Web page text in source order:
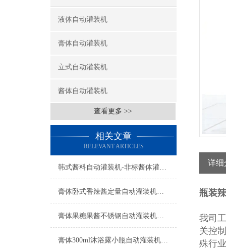
液体自动灌装机
膏体自动灌装机
立式自动灌装机
酱体自动灌装机
查看更多 >>
相关文章
RELEVANT ARTICLES
韩式酱料自动灌装机-非标酱体灌装设备工厂生产
膏体卧式香辣酱定量自动灌装机设备
膏体果糖果酱不锈钢自动灌装机设备
膏体300ml沐浴露小瓶自动灌装机功能参数
详细
瓶装
我司
关控
殊行